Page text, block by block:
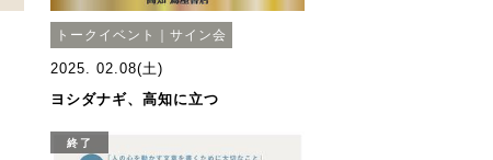
トークイベント｜サイン会
2025. 02.08(土)
ヨシダナギ、高知に立つ
終了